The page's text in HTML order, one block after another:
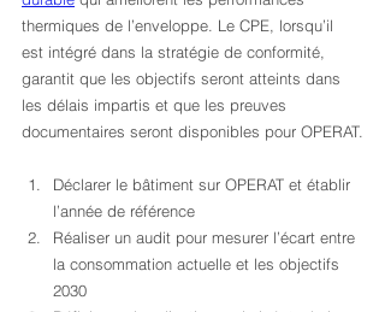
thermiques de l’enveloppe. Le CPE, lorsqu’il
est intégré dans la stratégie de conformité,
garantit que les objectifs seront atteints dans
les délais impartis et que les preuves
documentaires seront disponibles pour OPERAT.
Déclarer le bâtiment sur OPERAT et établir
l’année de référence
Réaliser un audit pour mesurer l’écart entre
la consommation actuelle et les objectifs
2030